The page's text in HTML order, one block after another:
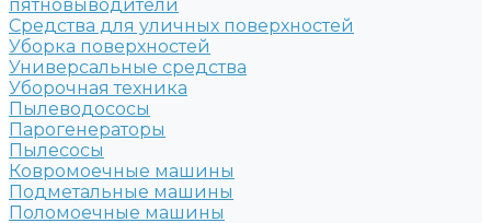
пятновыводители
Средства для уличных поверхностей
Уборка поверхностей
Универсальные средства
Уборочная техника
Пылеводососы
Парогенераторы
Пылесосы
Ковромоечные машины
Подметальные машины
Поломоечные машины